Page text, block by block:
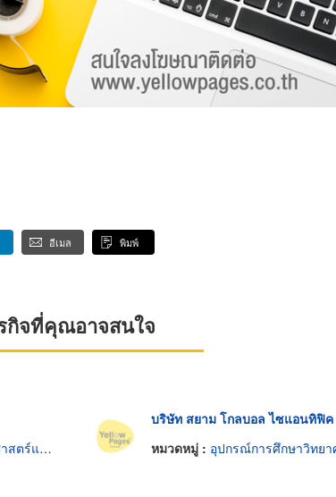
อีเมล พิมพ์
กิจที่คุณอาจสนใจ
งทดลอง
บริษัท สยาม โกลบอล ไซแอนทิฟิค
หมวดหมู่ : อุปกรณ์การศึกษาวิทยาศาสตร์แล